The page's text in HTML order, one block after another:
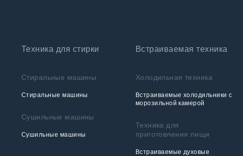
Техника для стирки
Стиральные машины
Стиральные машины
Сушильные машины
Сушильные машины
Встраиваемая техника
Холодильная техника
Встраиваемые холодильники с
морозильной камерой
Техника для
приготовления пищи
Встраиваемые духовые